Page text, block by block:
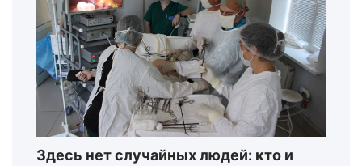
Здесь нет случайных людей: кто и